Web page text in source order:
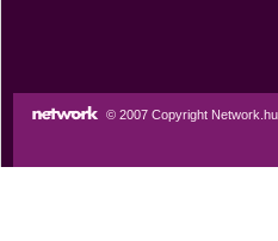
© 2007 Copyright